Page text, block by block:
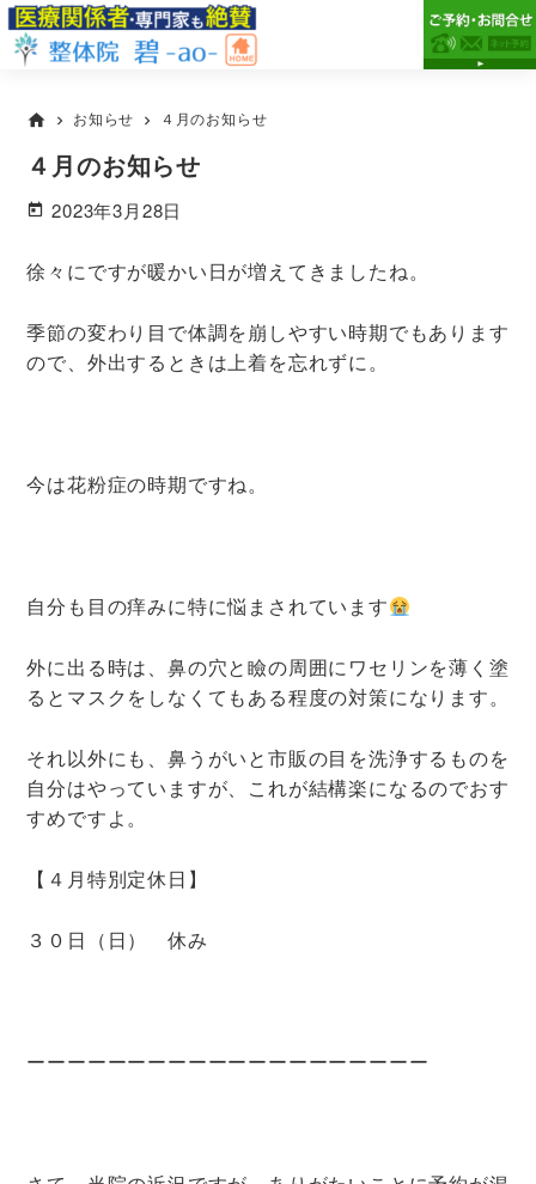
Skip
to
primary
Skip
to
main
Skip
to
primary
ao-
home chevron_right お知らせ chevron_right ４月のお知らせ
４月のお知らせ
2023年3月28日
徐々にですが暖かい日が増えてきましたね。
季節の変わり目で体調を崩しやすい時期でもあります
ので、外出するときは上着を忘れずに。
今は花粉症の時期ですね。
自分も目の痒みに特に悩まされています
外に出る時は、鼻の穴と瞼の周囲にワセリンを薄く塗
るとマスクをしなくてもある程度の対策になります。
それ以外にも、鼻うがいと市販の目を洗浄するものを
自分はやっていますが、これが結構楽になるのでおす
すめですよ。
【４月特別定休日】
３０日（日） 休み
ーーーーーーーーーーーーーーーーーーーー